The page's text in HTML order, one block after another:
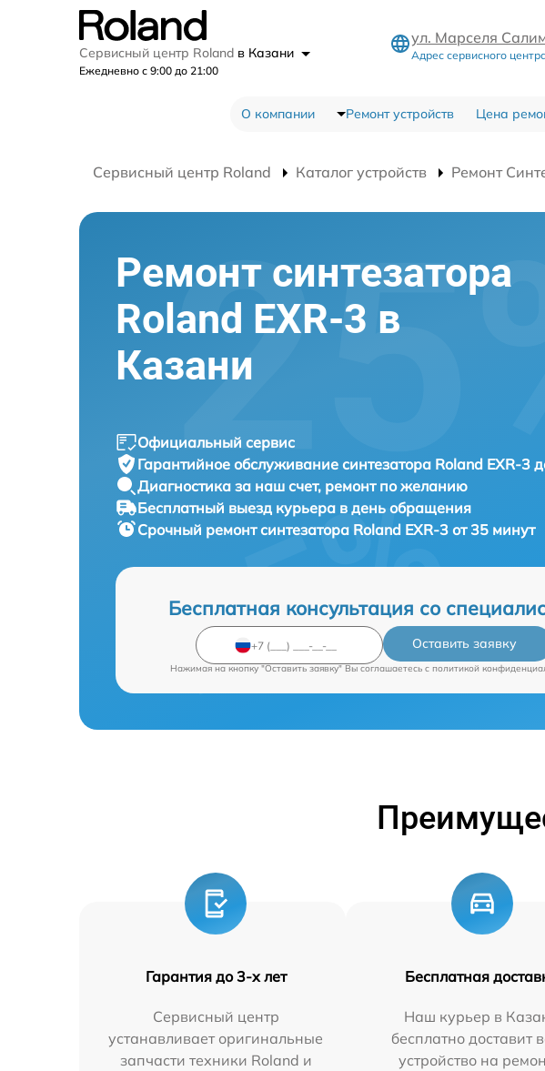
Сервисный центр Roland в Казани
Ежедневно с 9:00 до 21:00
ул. Марселя
Адрес сервисного
О компании Ремонт устройств Цена
Сервисный центр Roland Каталог устройств Ремонт
Ремонт синтезатора
Roland EXR-3 в
Казани
Официальный сервис
Гарантийное обслуживание синтезатора Roland EXR-3
Диагностика за наш счет, ремонт по желанию
Бесплатный выезд курьера в день обращения
Срочный ремонтсинтезатора Roland EXR-3 от 35 минут
Бесплатная консультация со
Оставить заявку
Нажимая на кнопку "Оставить заявку" Вы соглашаетесь c политикой
Гарантия до 3-х лет
Сервисный центр
устанавливает оригинальные
запчасти техники Roland и
Бесплатная
Наш курьер в
бесплатно доставит
устройство на